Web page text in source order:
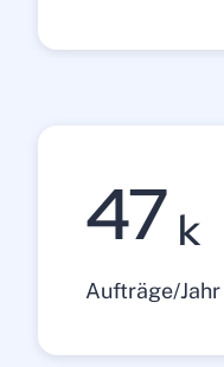
47 k
Aufträge/Jahr